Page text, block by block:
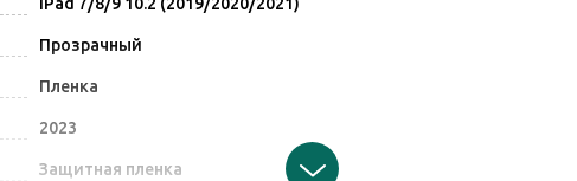
iPad 7/8/9 10.2 (2019/2020/2021)
Прозрачный
Пленка
2023
Защитная пленка